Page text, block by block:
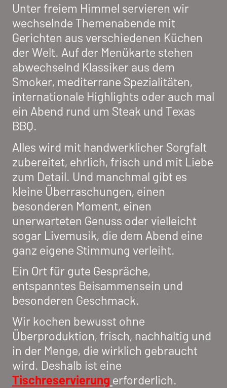
Unter freiem Himmel servieren wir
wechselnde Themenabende mit
Gerichten aus verschiedenen Küchen
der Welt. Auf der Menükarte stehen
abwechselnd Klassiker aus dem
Smoker, mediterrane Spezialitäten,
internationale Highlights oder auch mal
ein Abend rund um Steak und Texas
BBQ.
Alles wird mit handwerklicher Sorgfalt
zubereitet, ehrlich, frisch und mit Liebe
zum Detail. Und manchmal gibt es
kleine Überraschungen, einen
besonderen Moment, einen
unerwarteten Genuss oder vielleicht
sogar Livemusik, die dem Abend eine
ganz eigene Stimmung verleiht.
Ein Ort für gute Gespräche,
entspanntes Beisammensein und
besonderen Geschmack.
Wir kochen bewusst ohne
Überproduktion, frisch, nachhaltig und
in der Menge, die wirklich gebraucht
wird. Deshalb ist eine
Tischreservierung erforderlich.